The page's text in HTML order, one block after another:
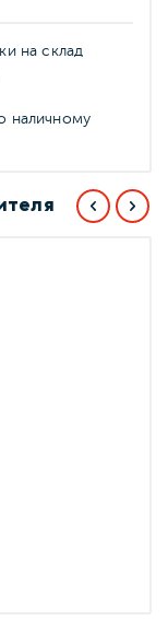
на склад
наличному